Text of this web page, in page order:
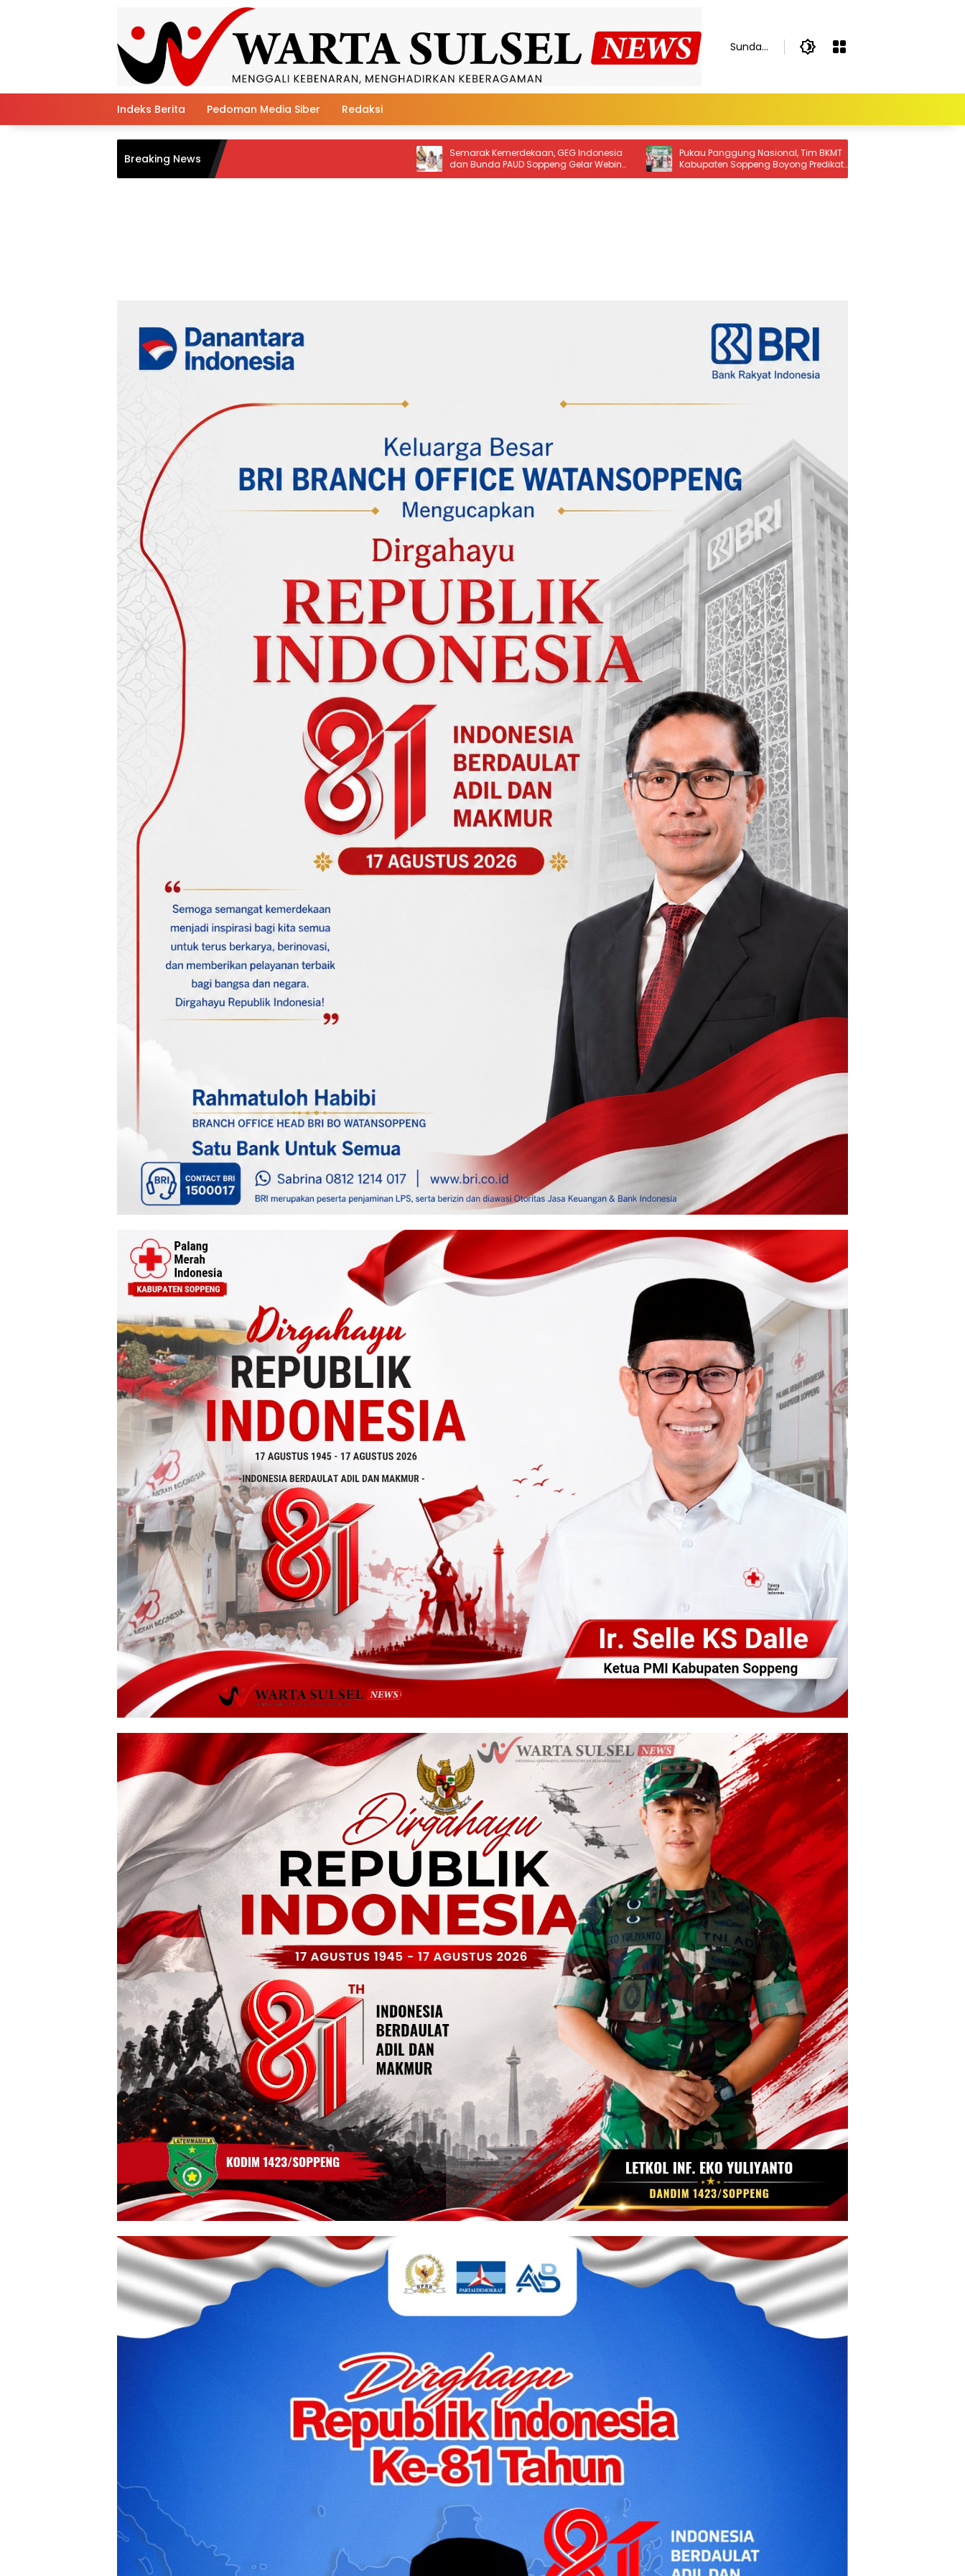
Sunday,
Indeks Berita Pedoman Media Siber Redaksi
Breaking News
Semarak Kemerdekaan, GEG Indonesia
dan Bunda PAUD Soppeng Gelar Webinar
AI
Pukau Panggung Nasional, Tim BKMT
Kabupaten Soppeng Boyong Predikat
Juara Favorit
Camat Lalabata Lepas Lomba Gerak
Jalan HUT RI ke-81 Tingkat Pelajar